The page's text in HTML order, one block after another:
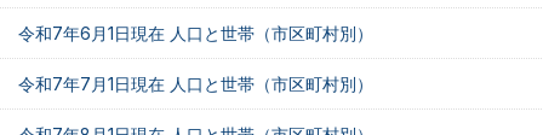
令和7年6月1日現在 人口と世帯（市区町村別）
令和7年7月1日現在 人口と世帯（市区町村別）